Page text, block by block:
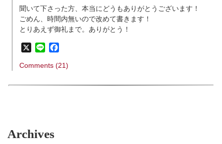
聞いて下さった方、本当にどうもありがとうございます！
ごめん、時間内無いので改めて書きます！
とりあえず御礼まで。ありがとう！
X Line
Comments (21)
Archives